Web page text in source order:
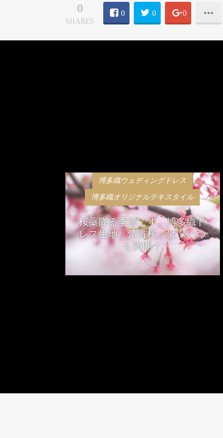
0
SHARES
0 0 0
博多織ウェディングドレス
博多織オリジナルテキスタイル
桜蘂降る季節です…博多織ド
レス生地「清香桜」は、いつ
も満開！
2019年4月12日